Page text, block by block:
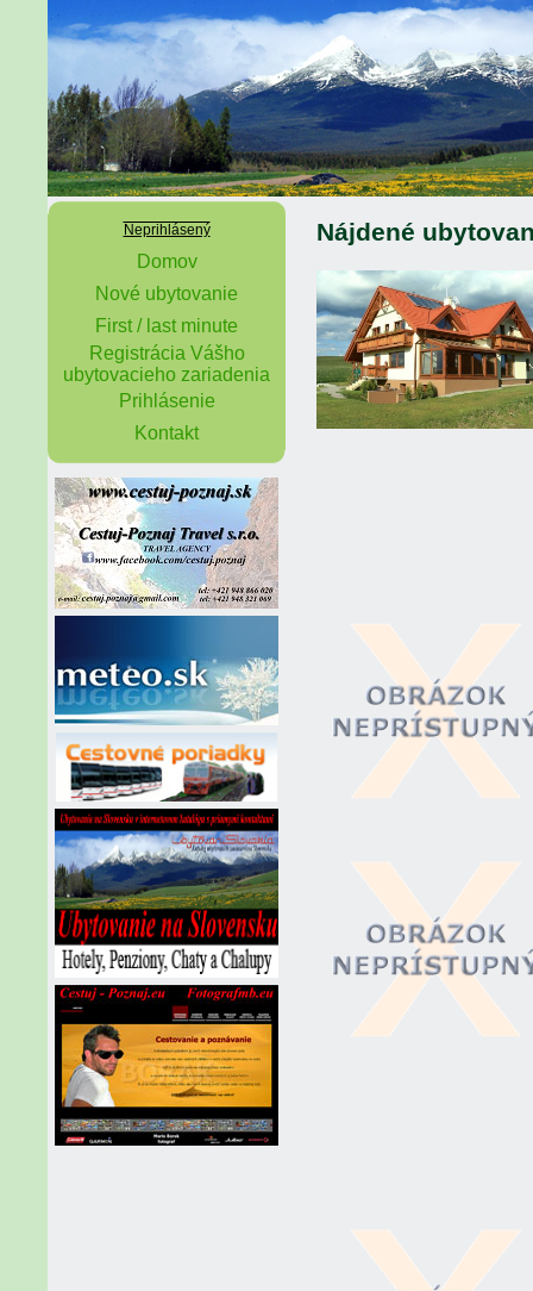
Neprihlásený
Domov
Nové ubytovanie
First / last minute
Registrácia Vášho
ubytovacieho zariadenia
Prihlásenie
Kontakt
Nájdené